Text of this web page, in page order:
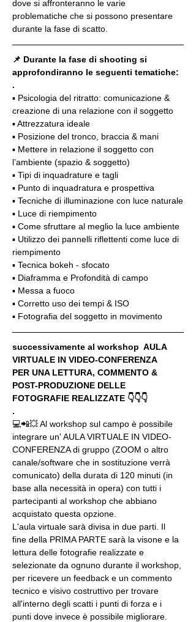
dove si affronteranno le varie
problematiche che si possono presentare
durante la fase di scatto.
📌 Durante la fase di shooting si
approfondiranno le seguenti tematiche:
.
▪️ Psicologia del ritratto: comunicazione &
creazione di una relazione con il soggetto
▪️ Attrezzatura ideale
▪️ Posizione del tronco, braccia & mani
▪️ Mettere in relazione il soggetto con
l’ambiente (spazio & soggetto)
▪️ Tipi di inquadrature e tagli
▪️ Punto di inquadratura e prospettiva
▪️ Tecniche di illuminazione con luce naturale
▪️ Luce di riempimento
▪️ Come sfruttare al meglio la luce ambiente
▪️ Utilizzo dei pannelli riflettenti come luce di
riempimento
▪️ Tecnica bokeh - sfocato
▪️ Diaframma e Profondità di campo
▪️ Messa a fuoco
▪️ Corretto uso dei tempi & ISO
▪️ Fotografia del soggetto in movimento
successivamente al workshop  AULA
VIRTUALE IN VIDEO-CONFERENZA
PER UNA LETTURA, COMMENTO &
POST-PRODUZIONE DELLE
FOTOGRAFIE REALIZZATE 👇👇👇
.
💻📲💥 Al workshop sul campo è possibile
integrare un' AULA VIRTUALE IN VIDEO-
CONFERENZA di gruppo (ZOOM o altro
canale/software che in sostituzione verrà
comunicato) della durata di 120 minuti (in
base alla necessità in opera) con tutti i
partecipanti al workshop che abbiano
acquistato questa opzione.
L'aula virtuale sarà divisa in due parti. Il
fine della PRIMA PARTE sarà la visone e la
lettura delle fotografie realizzate e
selezionate da ognuno durante il workshop,
per ricevere un feedback e un commento
tecnico e visivo costruttivo per trovare
all'interno degli scatti i punti di forza e i
punti dove invece è possibile migliorare.